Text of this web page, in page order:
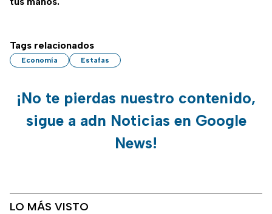
Tags relacionados
Economía Estafas
¡No te pierdas nuestro contenido,
sigue a adn Noticias en Google
News!
LO MÁS VISTO